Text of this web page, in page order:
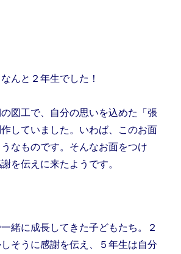
んと２年生でした！
図工で、自分の思いを込めた「張
していました。いわば、このお面
なものです。そんなお面をつけ
を伝えに来たようです。
緒に成長してきた子どもたち。２
そうに感謝を伝え、５年生は自分